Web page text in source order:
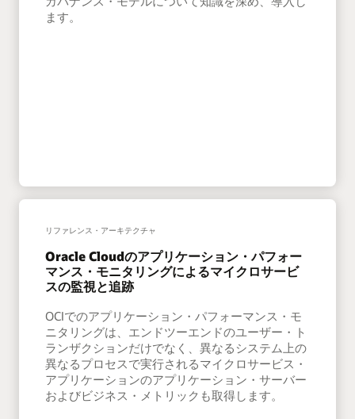
ます。
リファレンス・アーキテクチャ
Oracle Cloudのアプリケーション・パフォー
マンス・モニタリングによるマイクロサービ
スの監視と追跡
OCIでのアプリケーション・パフォーマンス・モ
ニタリングは、エンドツーエンドのユーザー・ト
ランザクションだけでなく、異なるシステム上の
異なるプロセスで実行されるマイクロサービス・
アプリケーションのアプリケーション・サーバー
およびビジネス・メトリックも取得します。